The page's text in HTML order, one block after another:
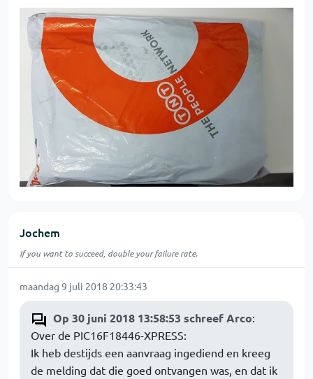
Jochem
If you want to succeed, double your failure rate.
maandag 9 juli 2018 20:33:43
Op 30 juni 2018 13:58:53 schreef Arco:
Over de PIC16F18446-XPRESS:
Ik heb destijds een aanvraag ingediend en kreeg
de melding dat die goed ontvangen was, en dat ik